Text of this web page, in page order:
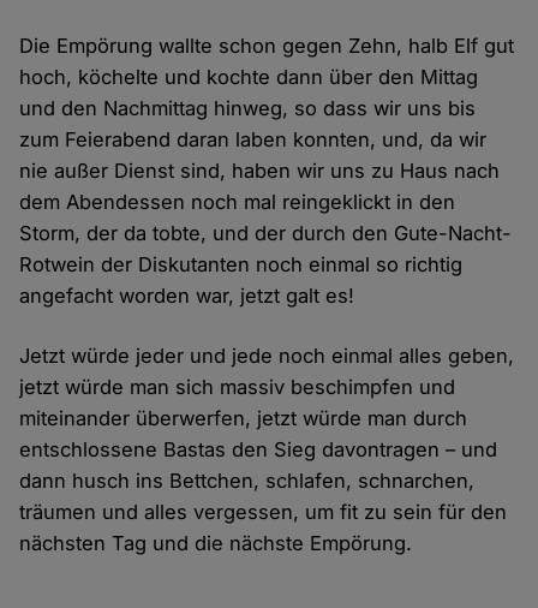
Die Empörung wallte schon gegen Zehn, halb Elf gut
hoch, köchelte und kochte dann über den Mittag
und den Nachmittag hinweg, so dass wir uns bis
zum Feierabend daran laben konnten, und, da wir
nie außer Dienst sind, haben wir uns zu Haus nach
dem Abendessen noch mal reingeklickt in den
Storm, der da tobte, und der durch den Gute-Nacht-
Rotwein der Diskutanten noch einmal so richtig
angefacht worden war, jetzt galt es!
Jetzt würde jeder und jede noch einmal alles geben,
jetzt würde man sich massiv beschimpfen und
miteinander überwerfen, jetzt würde man durch
entschlossene Bastas den Sieg davontragen – und
dann husch ins Bettchen, schlafen, schnarchen,
träumen und alles vergessen, um fit zu sein für den
nächsten Tag und die nächste Empörung.